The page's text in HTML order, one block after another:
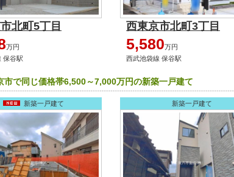
北町5丁目
万円
保谷駅
西東京市北町3丁目
5,580万円
西武池袋線 保谷駅
市で同じ価格帯6,500～7,000万円の新築一戸建て
新築一戸建て 新築一戸建て